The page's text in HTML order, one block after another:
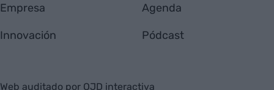
Empresa
Innovación
Agenda
Pódcast
Web auditado por OJD interactiva